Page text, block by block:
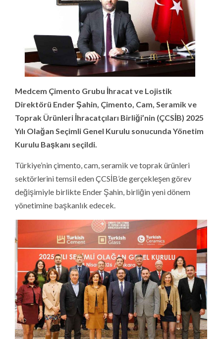
Medcem Çimento Grubu İhracat ve Lojistik
Direktörü Ender Şahin, Çimento, Cam, Seramik ve
Toprak Ürünleri İhracatçıları Birliği’nin (ÇCSİB) 2025
Yılı Olağan Seçimli Genel Kurulu sonucunda Yönetim
Kurulu Başkanı seçildi.
Türkiye’nin çimento, cam, seramik ve toprak ürünleri
sektörlerini temsil eden ÇCSİB’de gerçekleşen görev
değişimiyle birlikte Ender Şahin, birliğin yeni dönem
yönetimine başkanlık edecek.